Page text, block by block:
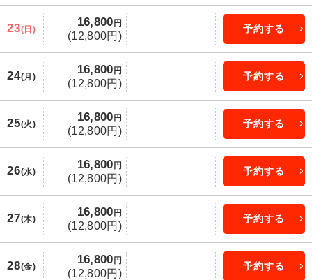
23(日)
16,800 円
(12,800円)
予約する
24(月)
16,800 円
(12,800円)
予約する
25(火)
16,800 円
(12,800円)
予約する
26(水)
16,800 円
(12,800円)
予約する
27(木)
16,800 円
(12,800円)
予約する
28(金)
16,800 円
(12,800円)
予約する